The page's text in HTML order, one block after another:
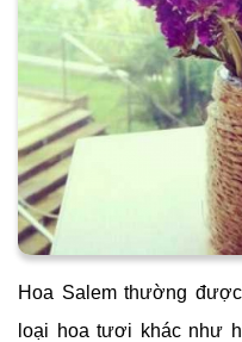
Hoa Salem thường
loại hoa tươi khác như